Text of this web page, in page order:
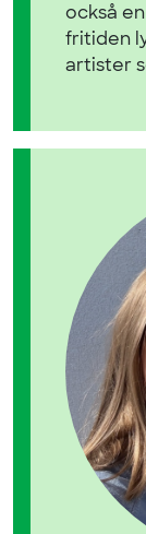
också
fritiden
artister